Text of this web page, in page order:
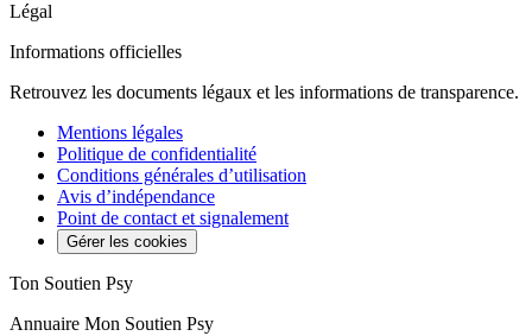
Légal
Informations officielles
Retrouvez les documents légaux et les informations de transparence.
Mentions légales
Politique de confidentialité
Conditions générales d’utilisation
Avis d’indépendance
Point de contact et signalement
Gérer les cookies
Ton Soutien Psy
Annuaire Mon Soutien Psy